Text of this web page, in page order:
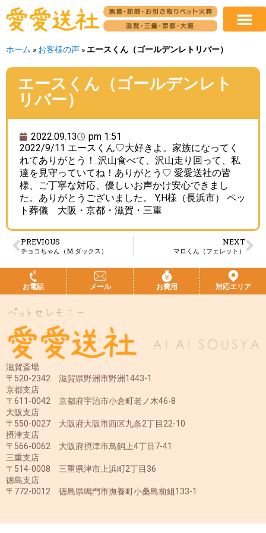
ホーム » お客様の声 » エースくん（ゴールデンレトリバー）
エースくん（ゴールデンレト
リバー）
2022.09.13
pm 1:51
2022/9/11 エースくん♡大好きよ。家族になってく
れてありがとう！ 沢山食べて、沢山走り回って、私
達を見守っていてね！ありがとう♡ 愛愛送社の皆
様、ご丁寧な対応、優しいお声かけ安心できまし
た。ありがとうございました。 Y,H様（長浜市） ペッ
ト葬儀 大阪・京都・滋賀・三重
PREVIOUS
チョコちゃん（M.ダックス）
NEXT
マロくん（フェレット）
お電話 メール お費用 対応エリア
滋賀斎場
〒520-2342 滋賀県野洲市野洲1443-1
京都支店
〒611-0042 京都府宇治市小倉町老ノ木46-8
大阪支店
〒550-0027 大阪府大阪市西区九条2丁目22-10
摂津支店
〒566-0062 大阪府摂津市鳥飼上4丁目7-41
三重支店
〒514-0008 三重県津市上浜町2丁目36
徳島支店
〒772-0012 徳島県鳴門市撫養町小桑島前組133-1